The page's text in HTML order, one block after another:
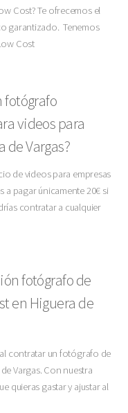
Cost? Te ofrecemos el
garantizado. Tenemos
Cost
fotógrafo
videos para
de Vargas?
de videos para empresas
a pagar únicamente 20€ si
contratar a cualquier
fotógrafo de
en Higuera de
contratar un fotógrafo de
Vargas. Con nuestra
quieras gastar y ajustar al